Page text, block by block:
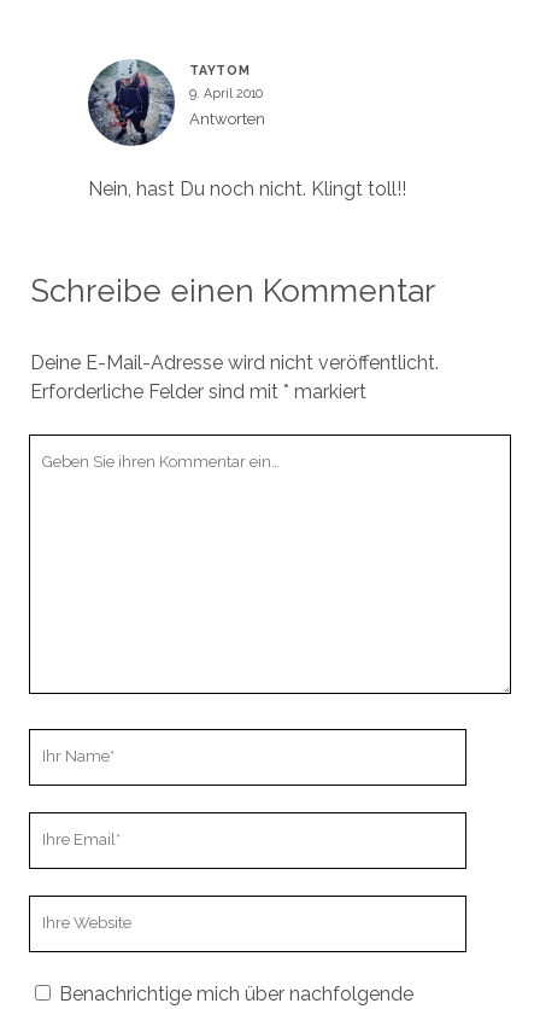
TAYTOM
9. April 2010
Antworten
Nein, hast Du noch nicht. Klingt toll!!
Schreibe einen Kommentar
Deine E-Mail-Adresse wird nicht veröffentlicht.
Erforderliche Felder sind mit * markiert
Benachrichtige mich über nachfolgende